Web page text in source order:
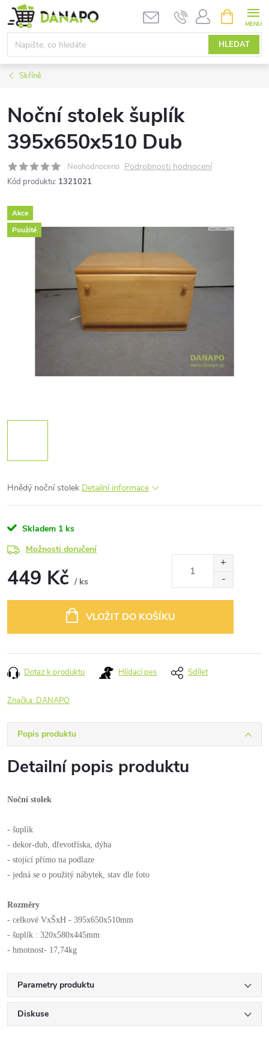
Přejít
na
obsah
HLEDAT
NÁKUPNÍ
KOŠÍK
Skříně
Noční stolek šuplík
395x650x510 Dub
Neohodnoceno Podrobnosti hodnocení
Kód produktu: 1321021
Akce
Použité
Hnědý noční stolek Detailní informace
Skladem 1 ks
Možnosti doručení
449 Kč / ks
VLOŽIT DO KOŠÍKU
Dotaz k produktu Hlídací pes Sdílet
Značka: DANAPO
Popis produktu
Detailní popis produktu
Noční stolek
- šuplík
- dekor-dub, dřevotříska, dýha
- stojící přímo na podlaze
- jedná se o použitý nábytek, stav dle foto
Rozměry
- celkové VxŠxH - 395x650x510mm
- šuplík : 320x580x445mm
- hmotnost- 17,74kg
Parametry produktu
Diskuse